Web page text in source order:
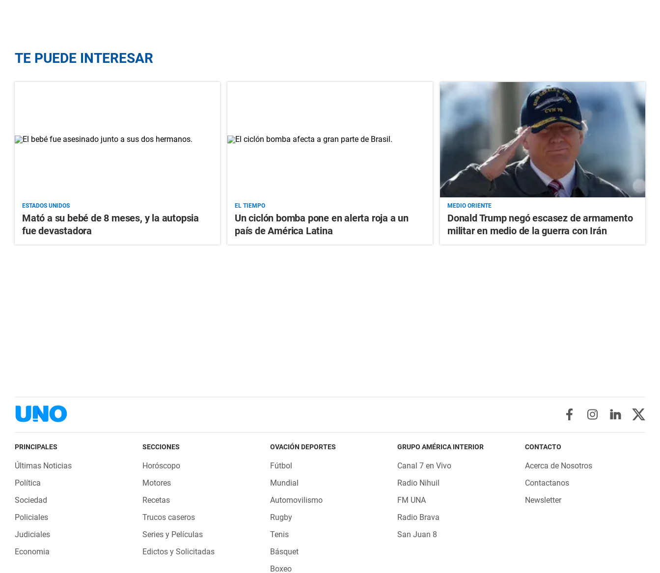
TE PUEDE INTERESAR
ESTADOS UNIDOS
Mató a su bebé de 8 meses, y la autopsia
fue devastadora
EL TIEMPO
Un ciclón bomba pone en alerta roja a un
país de América Latina
MEDIO ORIENTE
Donald Trump negó escasez de armamento
militar en medio de la guerra con Irán
PRINCIPALES
Últimas Noticias
Política
Sociedad
Policiales
Judiciales
Economia
SECCIONES
Horóscopo
Motores
Recetas
Trucos caseros
Series y Películas
Edictos y Solicitadas
OVACIÓN DEPORTES
Fútbol
Mundial
Automovilismo
Rugby
Tenis
Básquet
Boxeo
GRUPO AMÉRICA INTERIOR
Canal 7 en Vivo
Radio Nihuil
FM UNA
Radio Brava
San Juan 8
CONTACTO
Acerca de Nosotros
Contactanos
Newsletter